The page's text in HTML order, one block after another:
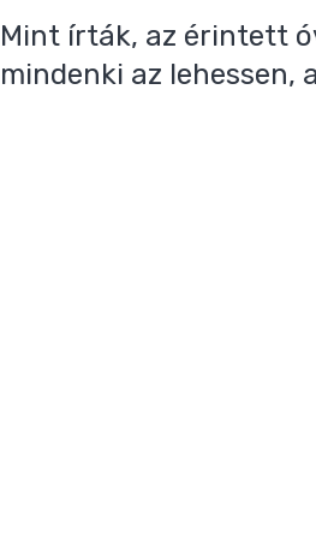
Mint írták, az érintett
mindenki az lehessen,